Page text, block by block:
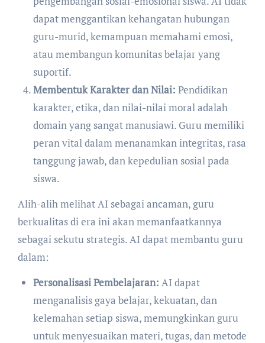
dapat menggantikan kehangatan hubungan
guru-murid, kemampuan memahami emosi,
atau membangun komunitas belajar yang
suportif.
Membentuk Karakter dan Nilai: Pendidikan
karakter, etika, dan nilai-nilai moral adalah
domain yang sangat manusiawi. Guru memiliki
peran vital dalam menanamkan integritas, rasa
tanggung jawab, dan kepedulian sosial pada
siswa.
Alih-alih melihat AI sebagai ancaman, guru
berkualitas di era ini akan memanfaatkannya
sebagai sekutu strategis. AI dapat membantu guru
dalam:
Personalisasi Pembelajaran: AI dapat
menganalisis gaya belajar, kekuatan, dan
kelemahan setiap siswa, memungkinkan guru
untuk menyesuaikan materi, tugas, dan metode